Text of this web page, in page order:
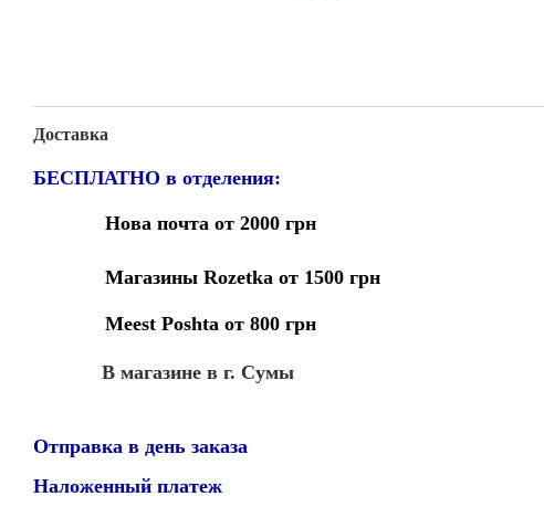
Доставка
БЕСПЛАТНО в отделения:
Нова почта от 2000 грн
Магазины Rozetka от 1500 грн
Meest Poshta от 800 грн
В магазине в г. Сумы
Отправка в день заказа
Наложенный платеж